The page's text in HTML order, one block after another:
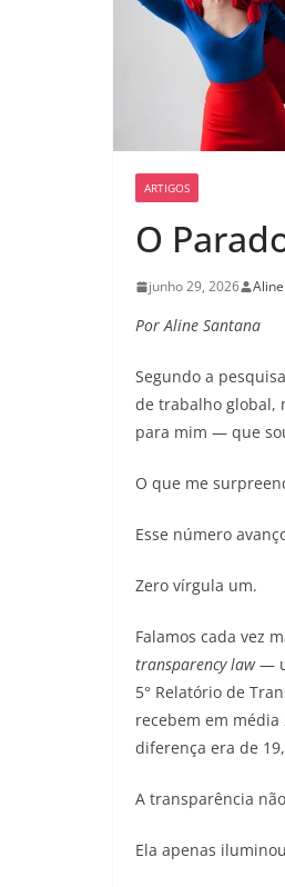
ARTIGOS
O
junho 29, 2026
Por Aline Santana
Segundo a
de trabalho global,
para mim — que
O que me
Esse número
Zero vírgula um.
Falamos cada vez
transparency law—
5° Relatório de
recebem em
diferença era de
A transparência
Ela apenas